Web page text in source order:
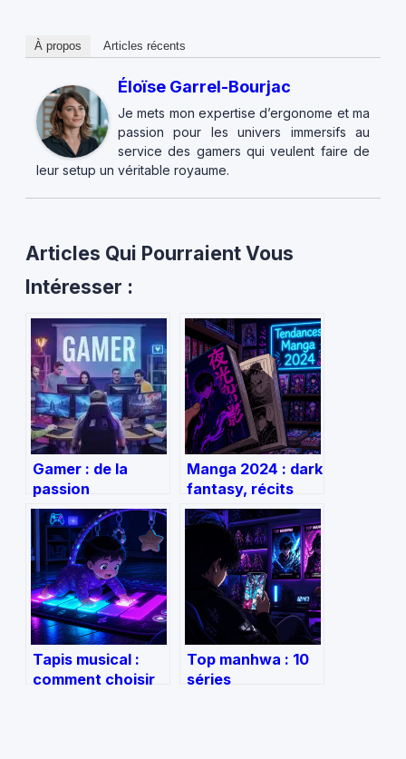
À propos Articles récents
Éloïse Garrel-Bourjac
Je mets mon expertise d’ergonome et ma
passion pour les univers immersifs au
service des gamers qui veulent faire de
leur setup un véritable royaume.
Articles Qui Pourraient Vous
Intéresser :
Gamer : de la
passion
numérique au
statut de
professionnel à 10
000 euros par
mois
Manga 2024 : dark
fantasy, récits
psychologiques et
suites cultes, que
lire cette année ?
Tapis musical :
comment choisir
Top manhwa : 10
séries